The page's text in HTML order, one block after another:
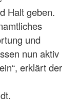
Halt geben.
und
nun aktiv
erklärt der